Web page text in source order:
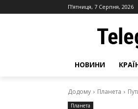
П’ятниця, 7 Серпня, 2026
НОВИНИ
Додому Планета
Планета